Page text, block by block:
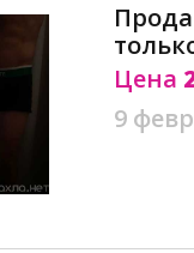
Цена
9